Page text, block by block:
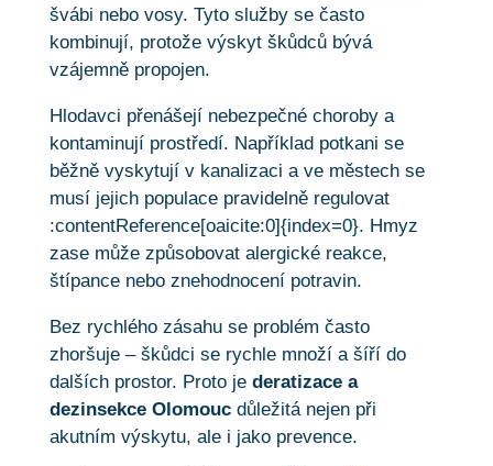
švábi nebo vosy. Tyto služby se často
kombinují, protože výskyt škůdců bývá
vzájemně propojen.
Hlodavci přenášejí nebezpečné choroby a
kontaminují prostředí. Například potkani se
běžně vyskytují v kanalizaci a ve městech se
musí jejich populace pravidelně regulovat
:contentReference[oaicite:0]{index=0}. Hmyz
zase může způsobovat alergické reakce,
štípance nebo znehodnocení potravin.
Bez rychlého zásahu se problém často
zhoršuje – škůdci se rychle množí a šíří do
dalších prostor. Proto je deratizace a
dezinsekce Olomoucdůležitá nejen při
akutním výskytu, ale i jako prevence.